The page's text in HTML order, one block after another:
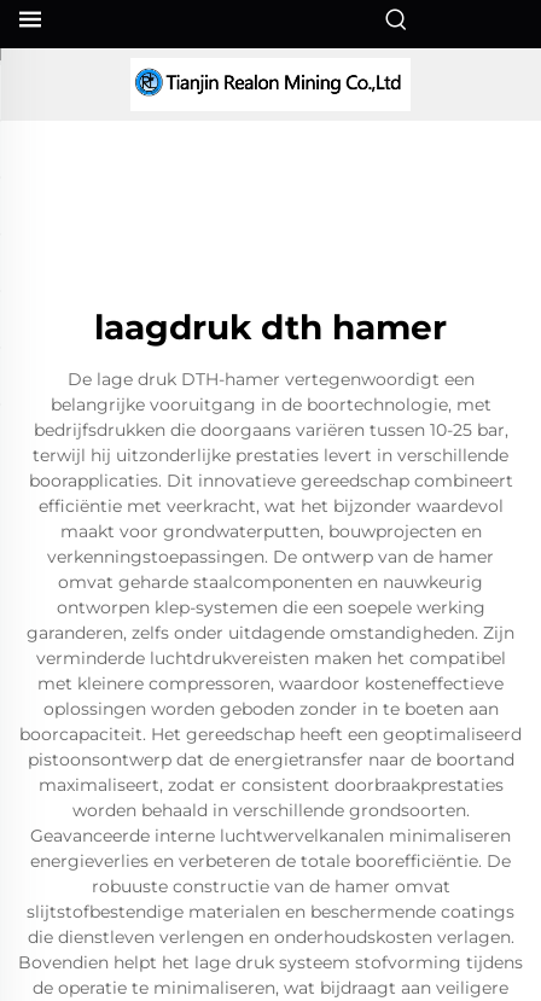
laagdruk dth hamer
De lage druk DTH-hamer vertegenwoordigt een
belangrijke vooruitgang in de boortechnologie, met
bedrijfsdrukken die doorgaans variëren tussen 10-25 bar,
terwijl hij uitzonderlijke prestaties levert in verschillende
boorapplicaties. Dit innovatieve gereedschap combineert
efficiëntie met veerkracht, wat het bijzonder waardevol
maakt voor grondwaterputten, bouwprojecten en
verkenningstoepassingen. De ontwerp van de hamer
omvat geharde staalcomponenten en nauwkeurig
ontworpen klep-systemen die een soepele werking
garanderen, zelfs onder uitdagende omstandigheden. Zijn
verminderde luchtdrukvereisten maken het compatibel
met kleinere compressoren, waardoor kosteneffectieve
oplossingen worden geboden zonder in te boeten aan
boorcapaciteit. Het gereedschap heeft een geoptimaliseerd
pistoonsontwerp dat de energietransfer naar de boortand
maximaliseert, zodat er consistent doorbraakprestaties
worden behaald in verschillende grondsoorten.
Geavanceerde interne luchtwervelkanalen minimaliseren
energieverlies en verbeteren de totale boorefficiëntie. De
robuuste constructie van de hamer omvat
slijtstofbestendige materialen en beschermende coatings
die dienstleven verlengen en onderhoudskosten verlagen.
Bovendien helpt het lage druk systeem stofvorming tijdens
de operatie te minimaliseren, wat bijdraagt aan veiligere